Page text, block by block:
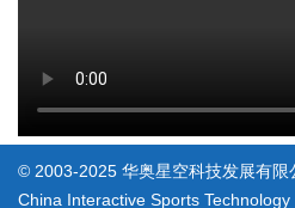
© 2003-2025 华奥星空科技发展有限
China Interactive Sports Technology